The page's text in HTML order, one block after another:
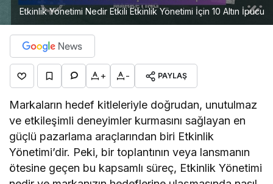
Etkinlik Yönetimi Nedir Etkili Etkinlik Yönetimi İçin 10 Altın İpucu
+ - PAYLAŞ
Markaların hedef kitleleriyle doğrudan, unutulmaz
ve etkileşimli deneyimler kurmasını sağlayan en
güçlü pazarlama araçlarından biri Etkinlik
Yönetimi’dir. Peki, bir toplantının veya lansmanın
ötesine geçen bu kapsamlı süreç, Etkinlik Yönetimi